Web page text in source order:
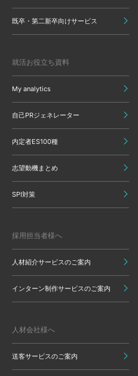
既卒・第二新卒向けサービス
就活お役立ち資料
My analytics
自己PRジェネレーター
内定者ES100種
志望動機まとめ
SPI対策
採用担当者様へ
人材紹介サービスのご案内
インターン制作サービスのご案内
人材会社様へ
送客サービスのご案内